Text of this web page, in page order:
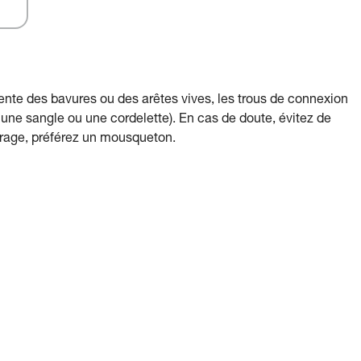
des bavures ou des arêtes vives, les trous de connexion
sangle ou une cordelette). En cas de doute, évitez de
préférez un mousqueton.